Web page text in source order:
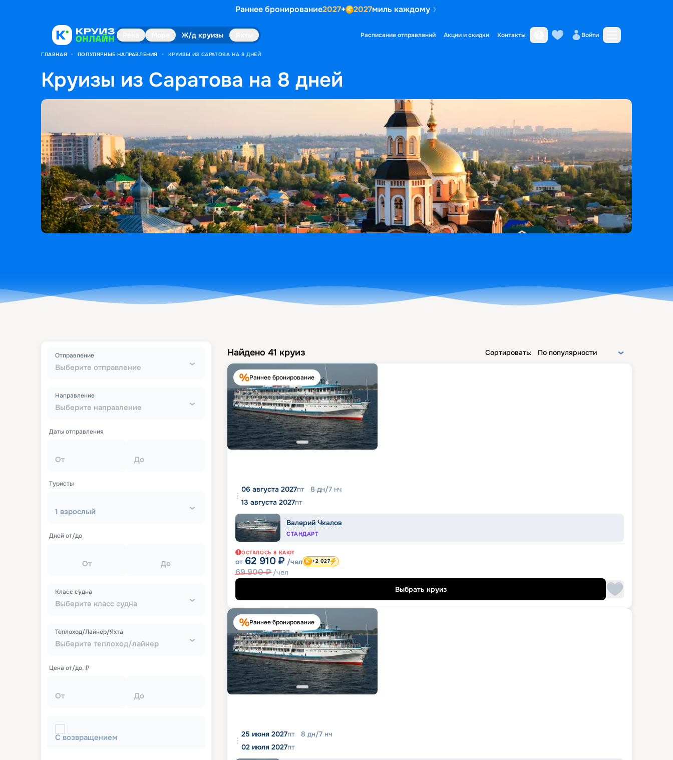
Раннее бронирование2027+ 2027миль каждому
Ж/д круизы Расписание отправлений Акции и скидки Контакты Войти
ГЛАВНАЯ • ПОПУЛЯРНЫЕ НАПРАВЛЕНИЯ • КРУИЗЫ ИЗ САРАТОВА НА 8 ДНЕЙ
Круизы из Саратова на 8 дней
Выберите отправление
Отправление
Выберите направление
Направление
Даты отправления
От До
Туристы
1 взрослый
Дней от/до
От До
Выберите класс судна
Класс судна
Выберите теплоход/лайнер
Теплоход/Лайнер/Яхта
Цена от/до, ₽
От До
С возвращением
Найдено 41 круиз Сортировать: По популярности
Раннее бронирование
06 августа 2027пт 8 дн/7 нч
13 августа 2027пт
Валерий Чкалов
СТАНДАРТ
ОСТАЛОСЬ 8 КАЮТ
от 62 910 ₽ /чел
69 900₽ /чел
+2 027
Выбрать круиз
Раннее бронирование
25 июня 2027пт 8 дн/7 нч
02 июля 2027пт